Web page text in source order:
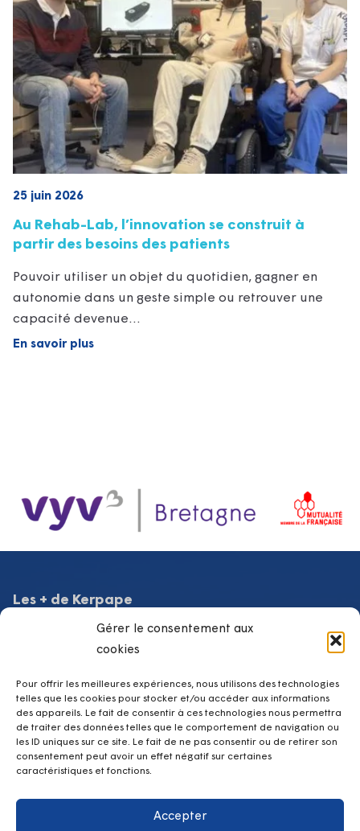
Gérer le consentement aux
cookies
Pour offrir les meilleures expériences, nous utilisons des technologies
telles que les cookies pour stocker et/ou accéder aux informations
des appareils. Le fait de consentir à ces technologies nous permettra
de traiter des données telles que le comportement de navigation ou
les ID uniques sur ce site. Le fait de ne pas consentir ou de retirer son
consentement peut avoir un effet négatif sur certaines
caractéristiques et fonctions.
Accepter
25 juin 2026
Au Rehab-Lab, l’innovation se construit à
partir des besoins des patients
Pouvoir utiliser un objet du quotidien, gagner en
autonomie dans un geste simple ou retrouver une
capacité devenue…
En savoir plus
Les + de Kerpape
SRISP Service de Réadaptation et d’Insertion Sociale et
Lab d’Assistances Technologiques
Club loisirs
Hospitalisation à temps partiel de jour
Hospitalisation à temps plein
Contacts
kerpape.direction@vyv3.fr